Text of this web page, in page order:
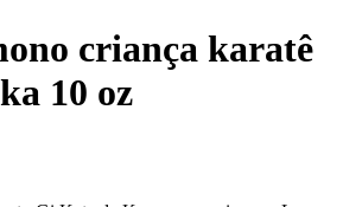
criança karatê
10 oz